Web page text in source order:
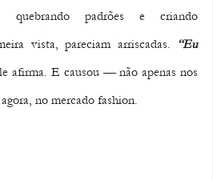
quebrando padrões e criando
vista, pareciam arriscadas.
“Eu
afirma. E causou — não apenas nos
no mercado fashion.